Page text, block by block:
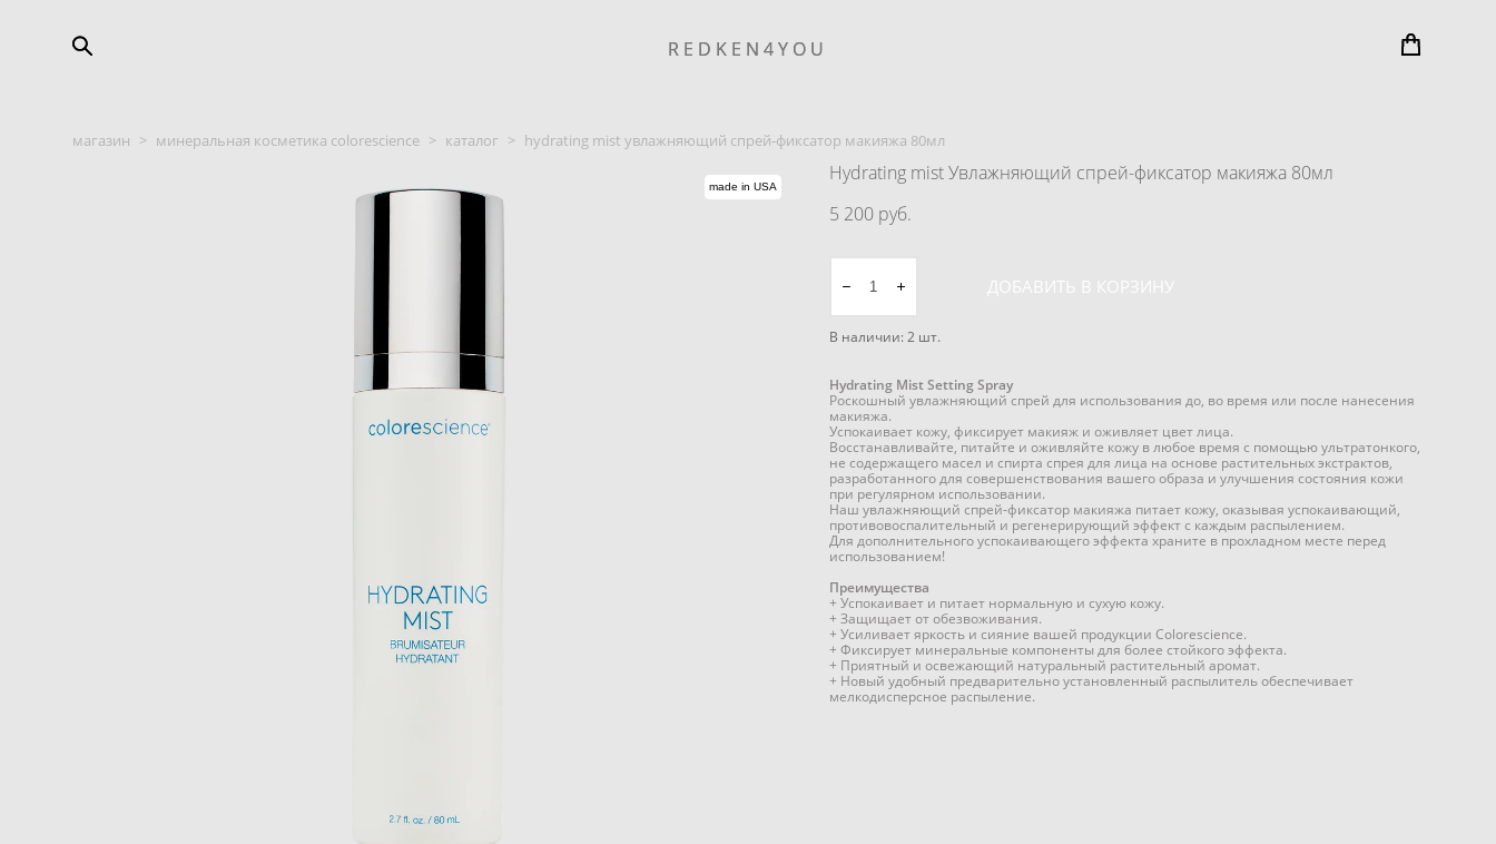
REDKEN4YOU
REDKEN4YOU
магазин > минеральная косметика colorescience > каталог > hydrating mist увлажняющий спрей-фиксатор макияжа 80мл
made in USA
Hydrating mist Увлажняющий спрей-фиксатор макияжа 80мл
5 200 pуб.
В наличии:2шт.
ДОБАВИТЬ В КОРЗИНУ
Hydrating Mist Setting Spray
Роскошный увлажняющий спрей для использования до, во время или после нанесения
макияжа.
Успокаивает кожу, фиксирует макияж и оживляет цвет лица.
Восстанавливайте, питайте и оживляйте кожу в любое время с помощью ультратонкого,
не содержащего масел и спирта спрея для лица на основе растительных экстрактов,
разработанного для совершенствования вашего образа и улучшения состояния кожи
при регулярном использовании.
Наш увлажняющий спрей-фиксатор макияжа питает кожу, оказывая успокаивающий,
противовоспалительный и регенерирующий эффект с каждым распылением.
Для дополнительного успокаивающего эффекта храните в прохладном месте перед
использованием!
Преимущества
+ Успокаивает и питает нормальную и сухую кожу.
+ Защищает от обезвоживания.
+ Усиливает яркость и сияние вашей продукции Colorescience.
+ Фиксирует минеральные компоненты для более стойкого эффекта.
+ Приятный и освежающий натуральный растительный аромат.
+ Новый удобный предварительно установленный распылитель обеспечивает
мелкодисперсное распыление.